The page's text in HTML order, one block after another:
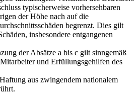
typischerweise vorhersehbaren
der Höhe nach auf die
begrenzt. Dies gilt
insbesondere entgangenen
der Absätze a bis c gilt sinngemäß
und Erfüllungsgehilfen des
aus zwingendem nationalem